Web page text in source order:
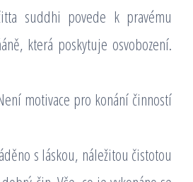
suddhi povede k pravému
která poskytuje osvobození.
motivace pro konání činností
s láskou, náležitou čistotou